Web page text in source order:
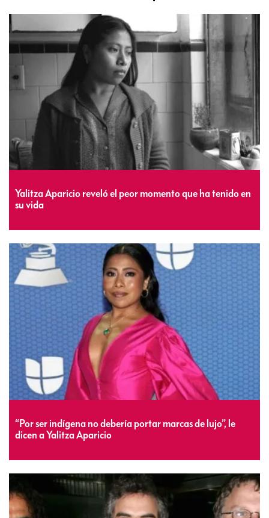
Yalitza Aparicio reveló el peor momento que ha tenido en
su vida
“Por ser indígena no debería portar marcas de lujo”, le
dicen a Yalitza Aparicio